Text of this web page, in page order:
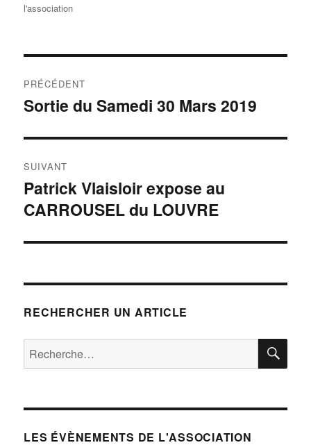
l'association
de
PRÉCÉDENT
Publication
Sortie du Samedi 30 Mars 2019
SUIVANT
Publication
suivante :
Patrick Vlaisloir expose au
CARROUSEL du LOUVRE
RECHERCHER UN ARTICLE
Recherche
pour :
LES ÉVÈNEMENTS DE L'ASSOCIATION